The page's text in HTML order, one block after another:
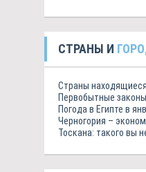
СТРАНЫ И
Страны
Первобытные
Погода в Египте в
Черногория –
Тоскана: такого вы